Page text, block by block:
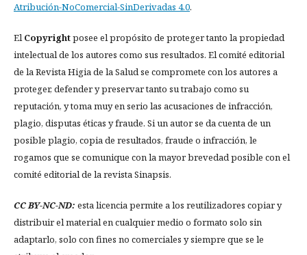
Atribución-NoComercial-SinDerivadas 4.0.
ElCopyrightposee el propósito de proteger tanto la propiedad
intelectual de los autores como sus resultados. El comité editorial
de la Revista Higia de la Salud se compromete con los autores a
proteger, defender y preservar tanto su trabajo como su
reputación, y toma muy en serio las acusaciones de infracción,
plagio, disputas éticas y fraude. Si un autor se da cuenta de un
posible plagio, copia de resultados, fraude o infracción, le
rogamos que se comunique con la mayor brevedad posible con el
comité editorial de la revista Sinapsis.
CC BY-NC-ND: esta licencia permite a los reutilizadores copiar y
distribuir el material en cualquier medio o formato solo sin
adaptarlo, solo con fines no comerciales y siempre que se le